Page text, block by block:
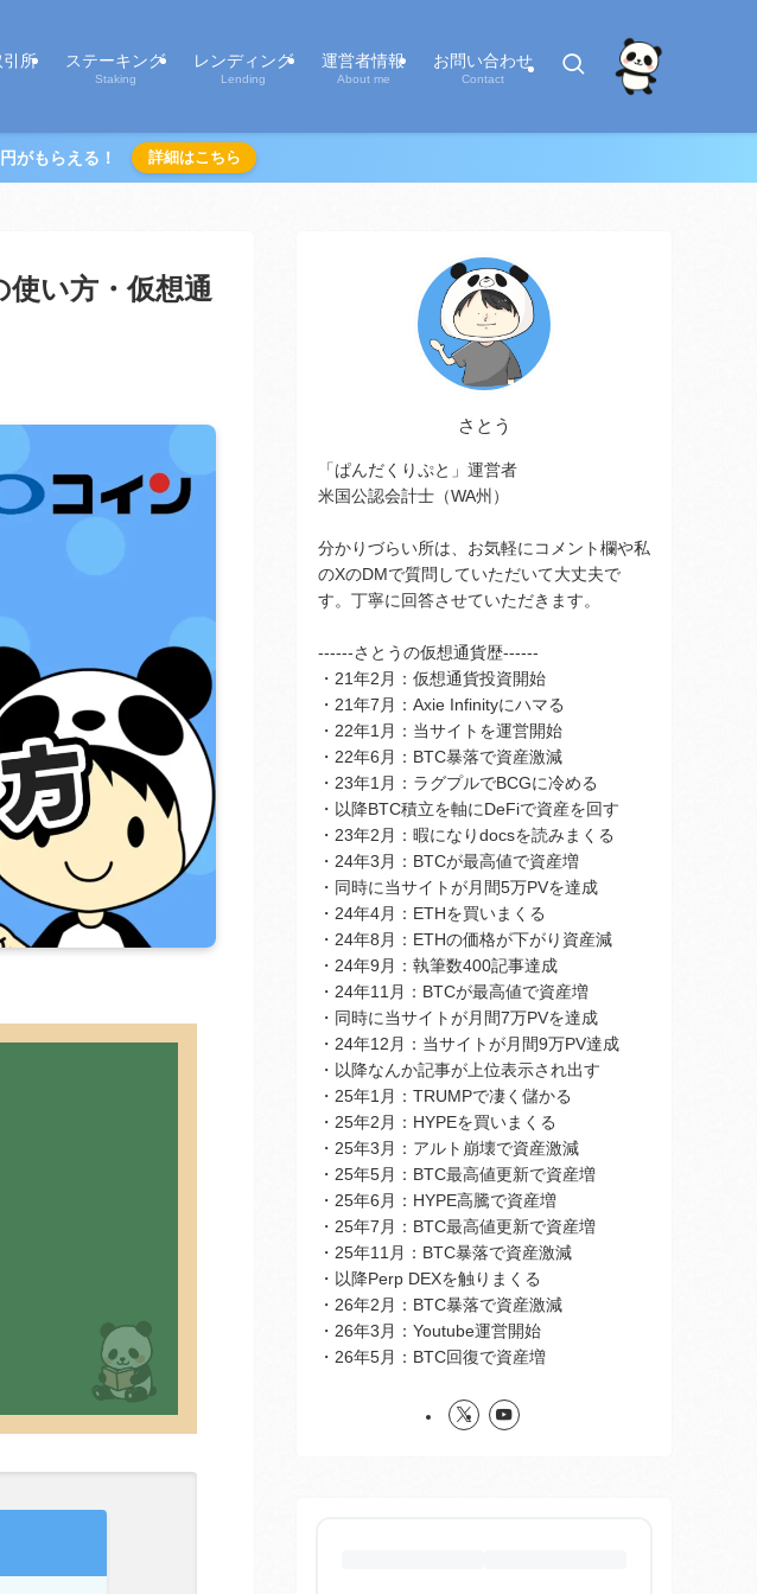
引所 ステーキング
Staking
レンディング
Lending
運営者情報
About me
お問い合わせ
Contact
がもらえる！ 詳細はこちら
い方・仮想通
さとう
「ぱんだくりぷと」運営者
米国公認会計士（WA州）
分かりづらい所は、お気軽にコメント欄や私
のXのDMで質問していただいて大丈夫で
す。丁寧に回答させていただきます。
------さとうの仮想通貨歴------
・21年2月：仮想通貨投資開始
・21年7月：Axie Infinityにハマる
・22年1月：当サイトを運営開始
・22年6月：BTC暴落で資産激減
・23年1月：ラグプルでBCGに冷める
・以降BTC積立を軸にDeFiで資産を回す
・23年2月：暇になりdocsを読みまくる
・24年3月：BTCが最高値で資産増
・同時に当サイトが月間5万PVを達成
・24年4月：ETHを買いまくる
・24年8月：ETHの価格が下がり資産減
・24年9月：執筆数400記事達成
・24年11月：BTCが最高値で資産増
・同時に当サイトが月間7万PVを達成
・24年12月：当サイトが月間9万PV達成
・以降なんか記事が上位表示され出す
・25年1月：TRUMPで凄く儲かる
・25年2月：HYPEを買いまくる
・25年3月：アルト崩壊で資産激減
・25年5月：BTC最高値更新で資産増
・25年6月：HYPE高騰で資産増
・25年7月：BTC最高値更新で資産増
・25年11月：BTC暴落で資産激減
・以降Perp DEXを触りまくる
・26年2月：BTC暴落で資産激減
・26年3月：Youtube運営開始
・26年5月：BTC回復で資産増